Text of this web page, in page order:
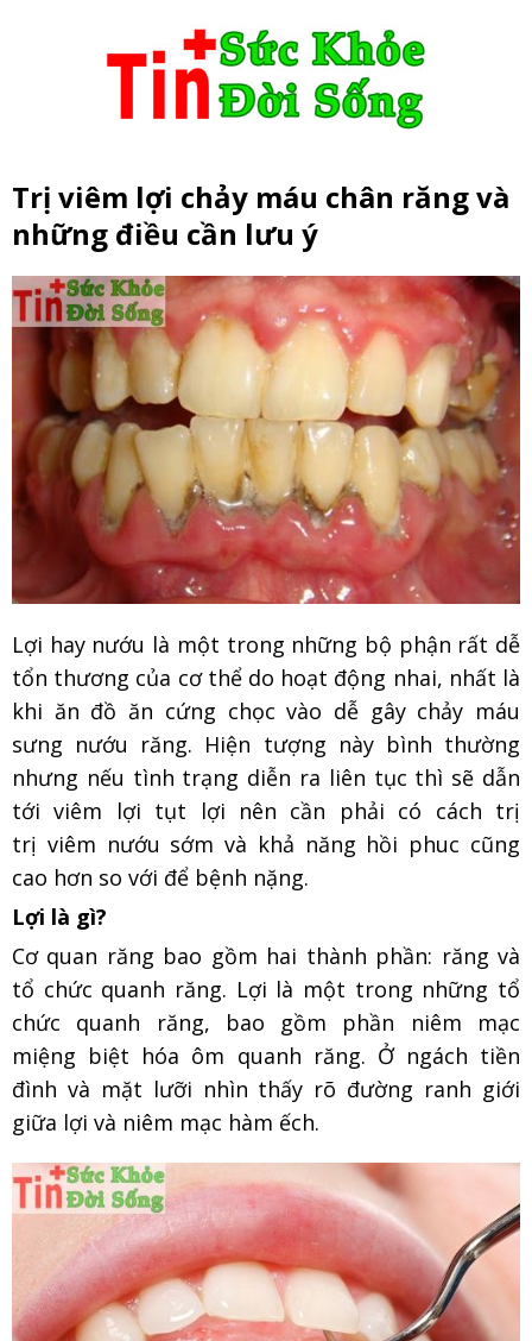
Trị viêm lợi chảy máu chân răng và
những điều cần lưu ý
Lợi hay nướu là một trong những bộ phận rất dễ
tổn thương của cơ thể do hoạt động nhai, nhất là
khi ăn đồ ăn cứng chọc vào dễ gây chảy máu
sưng nướu răng. Hiện tượng này bình thường
nhưng nếu tình trạng diễn ra liên tục thì sẽ dẫn
tới viêm lợi tụt lợi nên cần phải có cách trị
trị viêm nướu sớm và khả năng hồi phuc cũng
cao hơn so với để bệnh nặng.
Lợi là gì?
Cơ quan răng bao gồm hai thành phần: răng và
tổ chức quanh răng. Lợi là một trong những tổ
chức quanh răng, bao gồm phần niêm mạc
miệng biệt hóa ôm quanh răng. Ở ngách tiền
đình và mặt lưỡi nhìn thấy rõ đường ranh giới
giữa lợi và niêm mạc hàm ếch.